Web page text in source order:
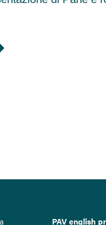
PAV english